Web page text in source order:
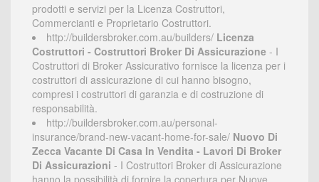
prodotti e servizi per la Licenza Costruttori,
Commercianti e Proprietario Costruttori.
http://buildersbroker.com.au/builders/ Licenza
Costruttori - Costruttori Broker Di Assicurazione - I
Costruttori di Broker Assicurativo fornisce la licenza per i
costruttori di assicurazione di cui hanno bisogno,
compresi i costruttori di garanzia e di costruzione di
responsabilità.
http://buildersbroker.com.au/personal-
insurance/brand-new-vacant-home-for-sale/ Nuovo Di
Zecca Vacante Di Casa In Vendita - Lavori Di Broker
Di Assicurazioni - I Costruttori Broker di Assicurazione
hanno la possibilità di fornire la copertura per Nuove